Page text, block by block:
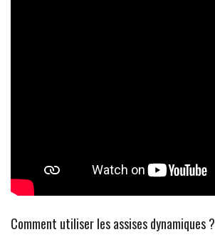
Comment utiliser les assises dynamiques ?